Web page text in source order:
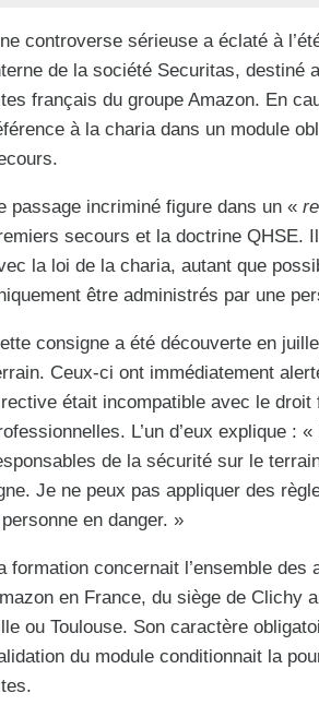
controverse sérieuse a éclaté à
de la société Securitas, destiné
français du groupe Amazon. En
à la charia dans un module
passage incriminé figure dans un «
secours et la doctrine QHSE.
la loi de la charia, autant que
être administrés par une
consigne a été découverte en
Ceux-ci ont immédiatement
était incompatible avec le
L’un d’eux explique :
de la sécurité sur le
Je ne peux pas appliquer des
en danger. »
formation concernait l’ensemble
en France, du siège de Clichy
ou Toulouse. Son caractère
du module conditionnait la